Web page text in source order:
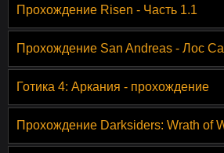
Прохождение Risen - Часть 1.1
Прохождение San Andreas - Лос
Готика 4: Аркания - прохождение
Прохождение Darksiders: Wrath of